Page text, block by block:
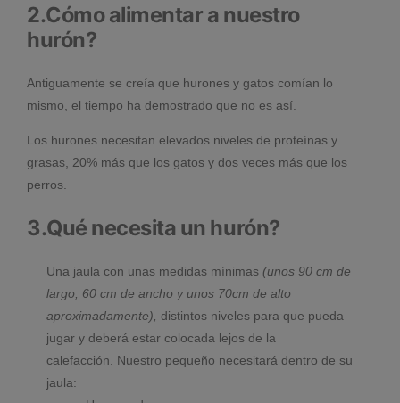
2.Cómo alimentar a nuestro
hurón?
Antiguamente se creía que hurones y gatos comían lo
mismo, el tiempo ha demostrado que no es así.
Los hurones necesitan elevados niveles de proteínas y
grasas, 20% más que los gatos y dos veces más que los
perros.
3.Qué necesita un hurón?
Una jaula con unas medidas mínimas (unos 90 cm de
largo, 60 cm de ancho y unos 70cm de alto
aproximadamente), distintos niveles para que pueda
jugar y deberá estar colocada lejos de la
calefacción. Nuestro pequeño necesitará dentro de su
jaula: